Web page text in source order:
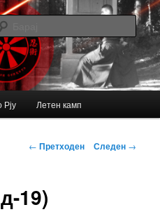
Барај
Рју Летен камп
Навигација
← Претходен Следен →
19)